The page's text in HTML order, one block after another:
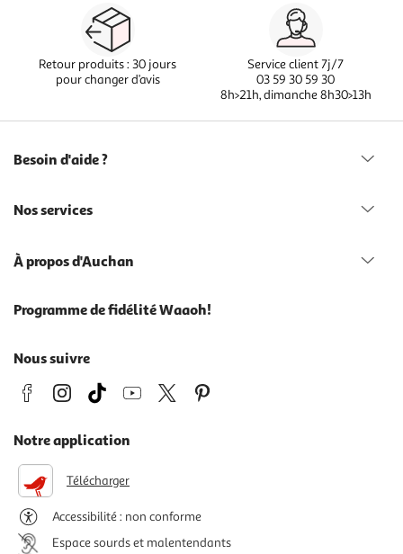
Retour produits : 30 jours
pour changer d’avis
Service client 7j/7
03 59 30 59 30
8h>21h, dimanche 8h30>13h
Besoin d'aide ?
Nos services
À propos d'Auchan
Programme de fidélité Waaoh!
Nous suivre
Notre application
Télécharger
Accessibilité : non conforme
Espace sourds et malentendants